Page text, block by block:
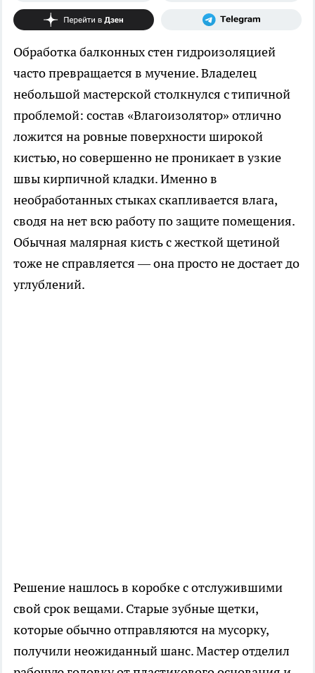
Обработка балконных стен гидроизоляцией
часто превращается в мучение. Владелец
небольшой мастерской столкнулся с типичной
проблемой: состав «Влагоизолятор» отлично
ложится на ровные поверхности широкой
кистью, но совершенно не проникает в узкие
швы кирпичной кладки. Именно в
необработанных стыках скапливается влага,
сводя на нет всю работу по защите помещения.
Обычная малярная кисть с жесткой щетиной
тоже не справляется — она просто не достает до
углублений.
Решение нашлось в коробке с отслужившими
свой срок вещами. Старые зубные щетки,
которые обычно отправляются на мусорку,
получили неожиданный шанс. Мастер отделил